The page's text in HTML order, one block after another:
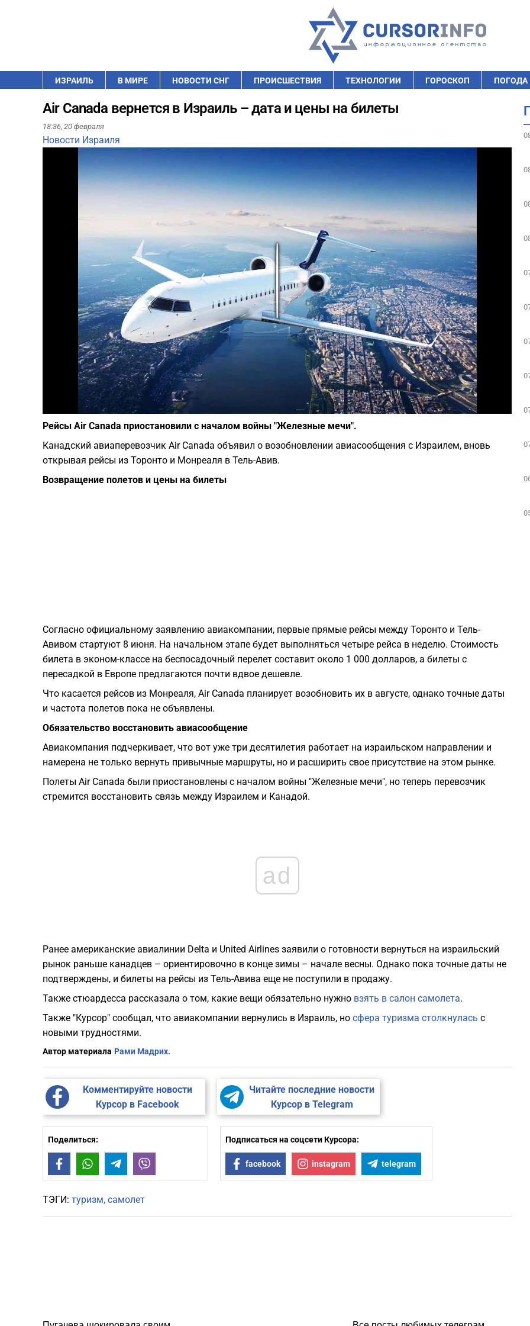
ИЗРАИЛЬ В МИРЕ НОВОСТИ СНГ ПРОИСШЕСТВИЯ ТЕХНОЛОГИИ ГОРОСКОП ПОГОДА
Air Canada вернется в Израиль – дата и цены на билеты
18:36, 20 февраля
Новости Израиля
Play
Фото: depositphotos.com
Рейсы Air Canada приостановили с началом войны "Железные мечи".
Канадский авиаперевозчик Air Canada объявил о возобновлении авиасообщения с Израилем, вновь
открывая рейсы из Торонто и Монреаля в Тель-Авив.
Возвращение полетов и цены на билеты
Согласно официальному заявлению авиакомпании, первые прямые рейсы между Торонто и Тель-
Авивом стартуют 8 июня. На начальном этапе будет выполняться четыре рейса в неделю. Стоимость
билета в эконом-классе на беспосадочный перелет составит около 1 000 долларов, а билеты с
пересадкой в Европе предлагаются почти вдвое дешевле.
Что касается рейсов из Монреаля, Air Canada планирует возобновить их в августе, однако точные даты
и частота полетов пока не объявлены.
Обязательство восстановить авиасообщение
Авиакомпания подчеркивает, что вот уже три десятилетия работает на израильском направлении и
намерена не только вернуть привычные маршруты, но и расширить свое присутствие на этом рынке.
Полеты Air Canada были приостановлены с началом войны "Железные мечи", но теперь перевозчик
стремится восстановить связь между Израилем и Канадой.
ad
Ранее американские авиалинии Delta и United Airlines заявили о готовности вернуться на израильский
рынок раньше канадцев – ориентировочно в конце зимы – начале весны. Однако пока точные даты не
подтверждены, и билеты на рейсы из Тель-Авива еще не поступили в продажу.
Также стюардесса рассказала о том, какие вещи обязательно нужно взять в салон самолета.
Также "Курсор" сообщал, что авиакомпании вернулись в Израиль, но сфера туризма столкнулась с
новыми трудностями.
Автор материала Рами Мадрих.
Комментируйте новости
Курсор в Facebook
Читайте последние новости
Курсор в Telegram
Поделиться:
FacebookWhatsAppTelegram
Подписаться на соцсети Курсора:
facebook instagram telegram
ТЭГИ: туризм самолет